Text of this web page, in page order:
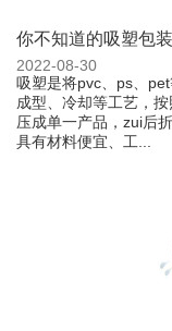
你不知道的吸塑包
2022-08-30
吸塑是将pvc、ps、
成型、冷却等工艺，
压成单一产品，zui后
具有材料便宜、工...